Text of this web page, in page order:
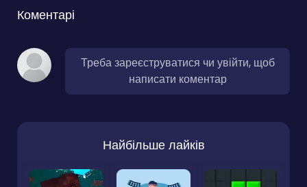
Коментарі
Треба зареєструватися чи увійти, щоб
написати коментар
Найбільше лайків